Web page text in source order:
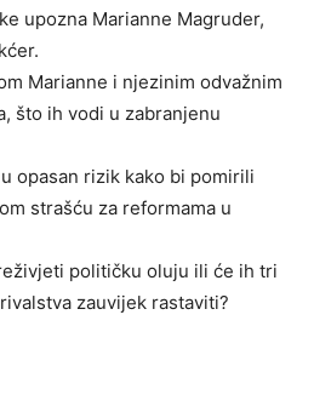
upozna Marianne Magruder,
Marianne i njezinim odvažnim
što ih vodi u zabranjenu
opasan rizik kako bi pomirili
strašću za reformama u
političku oluju ili će ih tri
zauvijek rastaviti?